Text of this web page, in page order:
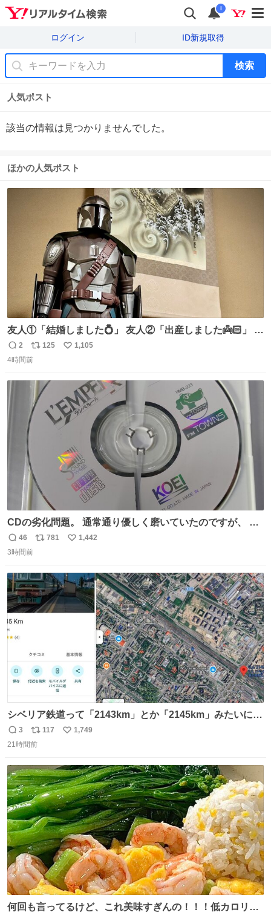
i
ログイン ID新規取得
検索
人気ポスト
該当の情報は見つかりませんでした。
ほかの人気ポスト
友人①「結婚しました💍」 友人②「出産しました👼🏻」 友
人③「マイホーム建てました🏡」 私「ｺｽﾄｺのﾃﾞｨﾝ・ｼﾞｬﾘﾝ
さんを床の間に飾ってみました」
返
信
2
リ
ポ
ト
数
125
い
1,105
4時間前
CDの劣化問題。 通常通り優しく磨いていたのですが、 薄
い氷のようにバリッと割れてしまいました。。 中々高価な
ソフトなので辛いです😭 数十年後にはCDゲームソフト、
返
信
46
リ
ト
数
781
い
数
1,442
3時間前
シベリア鉄道って「2143km」とか「2145km」みたいに、
モスクワからの距離名そのままの駅名があるんですね。
返
信
3
リ
ポ
ト
数
117
い
数
1,749
21時間前
何回も言ってるけど、これ美味すぎんの！！！低カロリー